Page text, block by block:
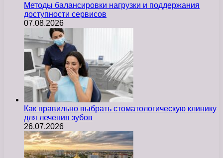
Методы балансировки нагрузки и поддержания
доступности сервисов
07.08.2026
Как правильно выбрать стоматологическую клинику
для лечения зубов
26.07.2026